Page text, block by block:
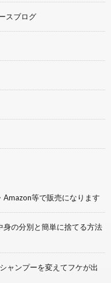
スブログ
Amazon等で販売になります
の分別と簡単に捨てる方法
ャンプーを変えてフケが出